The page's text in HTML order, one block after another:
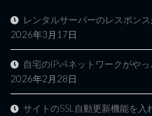
レンタルサーバーのレスポン
2026年3月17日
自宅のIPv4ネットワークがや
2026年2月28日
サイトのSSL自動更新機能を